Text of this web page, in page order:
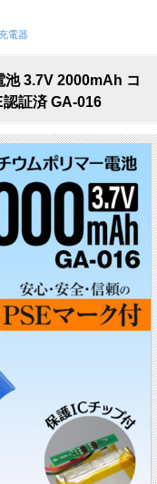
電器
池 3.7V 2000mAh コ
証済 GA-016